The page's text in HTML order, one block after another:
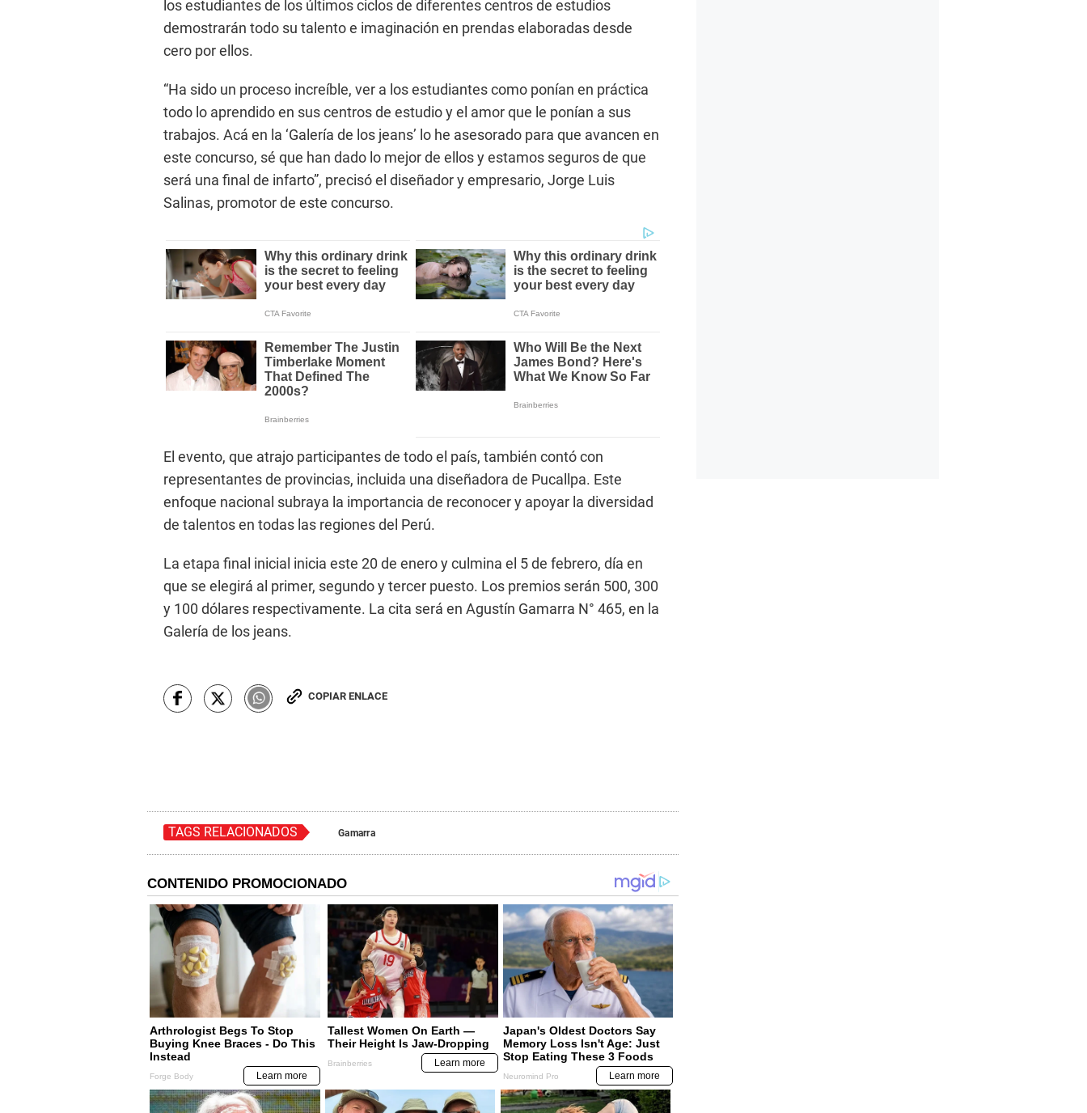
los estudiantes de los últimos ciclos de diferentes centros de estudios
demostrarán todo su talento e imaginación en prendas elaboradas desde
cero por ellos.
“Ha sido un proceso increíble, ver a los estudiantes como ponían en práctica
todo lo aprendido en sus centros de estudio y el amor que le ponían a sus
trabajos. Acá en la ‘Galería de los jeans’ lo he asesorado para que avancen en
este concurso, sé que han dado lo mejor de ellos y estamos seguros de que
será una final de infarto”, precisó el diseñador y empresario, Jorge Luis
Salinas, promotor de este concurso.
El evento, que atrajo participantes de todo el país, también contó con
representantes de provincias, incluida una diseñadora de Pucallpa. Este
enfoque nacional subraya la importancia de reconocer y apoyar la diversidad
de talentos en todas las regiones del Perú.
La etapa final inicial inicia este 20 de enero y culmina el 5 de febrero, día en
que se elegirá al primer, segundo y tercer puesto. Los premios serán 500, 300
y 100 dólares respectivamente. La cita será en Agustín Gamarra N° 465, en la
Galería de los jeans.
COPIAR ENLACE
TAGS RELACIONADOS Gamarra